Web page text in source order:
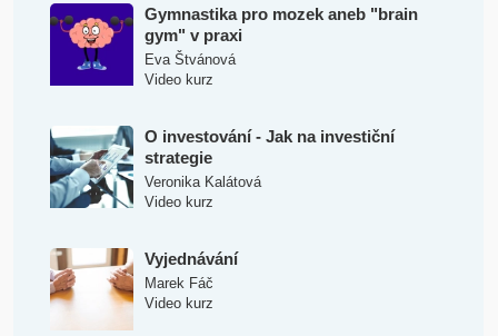
Gymnastika pro mozek aneb "brain
gym" v praxi
Eva Štvánová
Video kurz
O investování - Jak na investiční
strategie
Veronika Kalátová
Video kurz
Vyjednávání
Marek Fáč
Video kurz